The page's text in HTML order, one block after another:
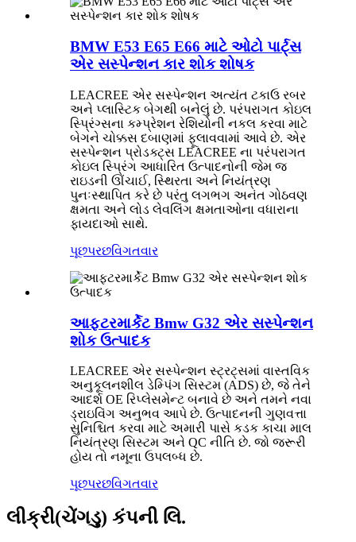
BMW E53 E65 E66 માટે ઓટો પાર્ટ્સ
એર સસ્પેન્શન કાર શોક શોષક
LEACREE એર સસ્પેન્શન અત્યંત ટકાઉ રબર
અને પ્લાસ્ટિક બેગથી બનેલું છે. પરંપરાગત કોઇલ
સ્પ્રિંગ્સના કમ્પ્રેશન રેશિયોની નકલ કરવા માટે
બેગને ચોક્કસ દબાણમાં ફૂલાવવામાં આવે છે. એર
સસ્પેન્શન પ્રોડક્ટ્સ LEACREE ના પરંપરાગત
કોઇલ સ્પ્રિંગ આધારિત ઉત્પાદનોની જેમ જ
રાઇડની ઊંચાઈ, સ્થિરતા અને નિયંત્રણ
પુનઃસ્થાપિત કરે છે પરંતુ લગભગ અનંત ગોઠવણ
ક્ષમતા અને લોડ લેવલિંગ ક્ષમતાઓના વધારાના
ફાયદાઓ સાથે.
પૂછપરછવિગતવાર
આફ્ટરમાર્કેટ Bmw G32 એર સસ્પેન્શન
શોક ઉત્પાદક
LEACREE એર સસ્પેન્શન સ્ટ્રટ્સમાં વાસ્તવિક
અનુકૂલનશીલ ડેમ્પિંગ સિસ્ટમ (ADS) છે, જે તેને
આદર્શ OE રિપ્લેસમેન્ટ બનાવે છે અને તમને નવા
ડ્રાઇવિંગ અનુભવ આપે છે. ઉત્પાદનની ગુણવત્તા
સુનિશ્ચિત કરવા માટે અમારી પાસે કડક કાચા માલ
નિયંત્રણ સિસ્ટમ અને QC નીતિ છે. જો જરૂરી
હોય તો નમૂના ઉપલબ્ધ છે.
પૂછપરછવિગતવાર
લીક્રી(ચેંગડુ) કંપની લિ.